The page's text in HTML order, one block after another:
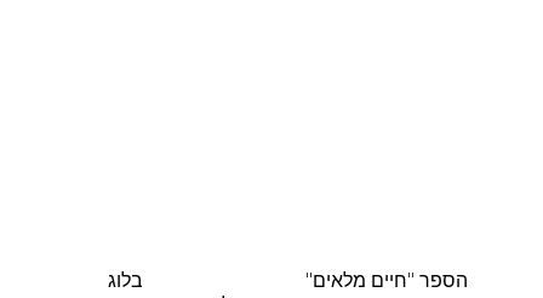
הספר "חיים מלאים"
בלוג